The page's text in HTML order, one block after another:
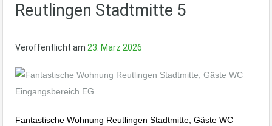
Reutlingen Stadtmitte 5
Veröffentlicht am 23. März 2026
Fantastische Wohnung Reutlingen Stadtmitte, Gäste WC